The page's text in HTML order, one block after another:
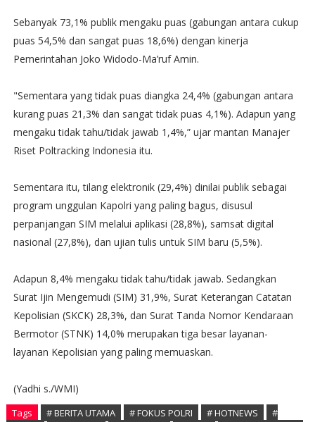
Sebanyak 73,1% publik mengaku puas (gabungan antara cukup
puas 54,5% dan sangat puas 18,6%) dengan kinerja
Pemerintahan Joko Widodo-Ma’ruf Amin.
"Sementara yang tidak puas diangka 24,4% (gabungan antara
kurang puas 21,3% dan sangat tidak puas 4,1%). Adapun yang
mengaku tidak tahu/tidak jawab 1,4%,” ujar mantan Manajer
Riset Poltracking Indonesia itu.
Sementara itu, tilang elektronik (29,4%) dinilai publik sebagai
program unggulan Kapolri yang paling bagus, disusul
perpanjangan SIM melalui aplikasi (28,8%), samsat digital
nasional (27,8%), dan ujian tulis untuk SIM baru (5,5%).
Adapun 8,4% mengaku tidak tahu/tidak jawab. Sedangkan
Surat Ijin Mengemudi (SIM) 31,9%, Surat Keterangan Catatan
Kepolisian (SKCK) 28,3%, dan Surat Tanda Nomor Kendaraan
Bermotor (STNK) 14,0% merupakan tiga besar layanan-
layanan Kepolisian yang paling memuaskan.
(Yadhi s./WMI)
Tags # BERITA UTAMA # FOKUS POLRI # HOTNEWS #